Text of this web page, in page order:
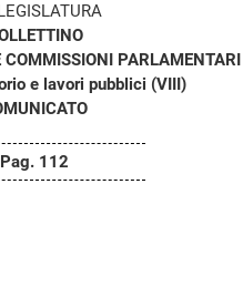
COMMISSIONI PARLAMENTARI
e lavori pubblici (VIII)
Pag. 112